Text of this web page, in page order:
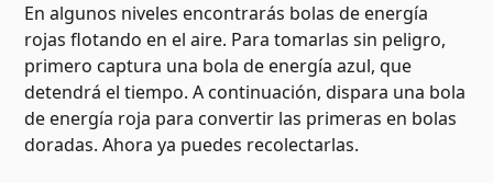
En algunos niveles encontrarás bolas de energía
rojas flotando en el aire. Para tomarlas sin peligro,
primero captura una bola de energía azul, que
detendrá el tiempo. A continuación, dispara una bola
de energía roja para convertir las primeras en bolas
doradas. Ahora ya puedes recolectarlas.